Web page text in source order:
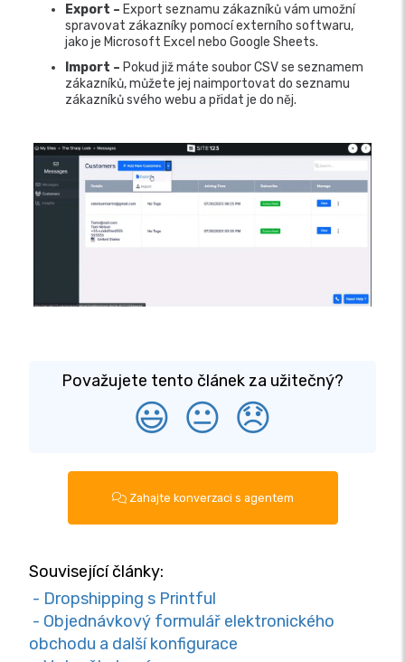
Export – Export seznamu zákazníků vám umožní
spravovat zákazníky pomocí externího softwaru,
jako je Microsoft Excel nebo Google Sheets.
Import – Pokud již máte soubor CSV se seznamem
zákazníků, můžete jej naimportovat do seznamu
zákazníků svého webu a přidat je do něj.
Považujete tento článek za užitečný?
😃 😐 😞
Zahajte konverzaci s agentem
Související články:
- Dropshipping s Printful
- Objednávkový formulář elektronického
obchodu a další konfigurace